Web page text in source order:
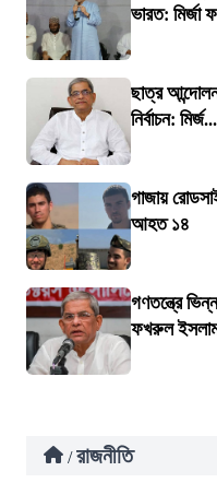
ভারত: মির্জা
ছাত্র
নির্বাচন: মির্জ...
গাজায়
আহত ১৪
গণতন্ত্রে
ফখরুল
/ রাজনীতি